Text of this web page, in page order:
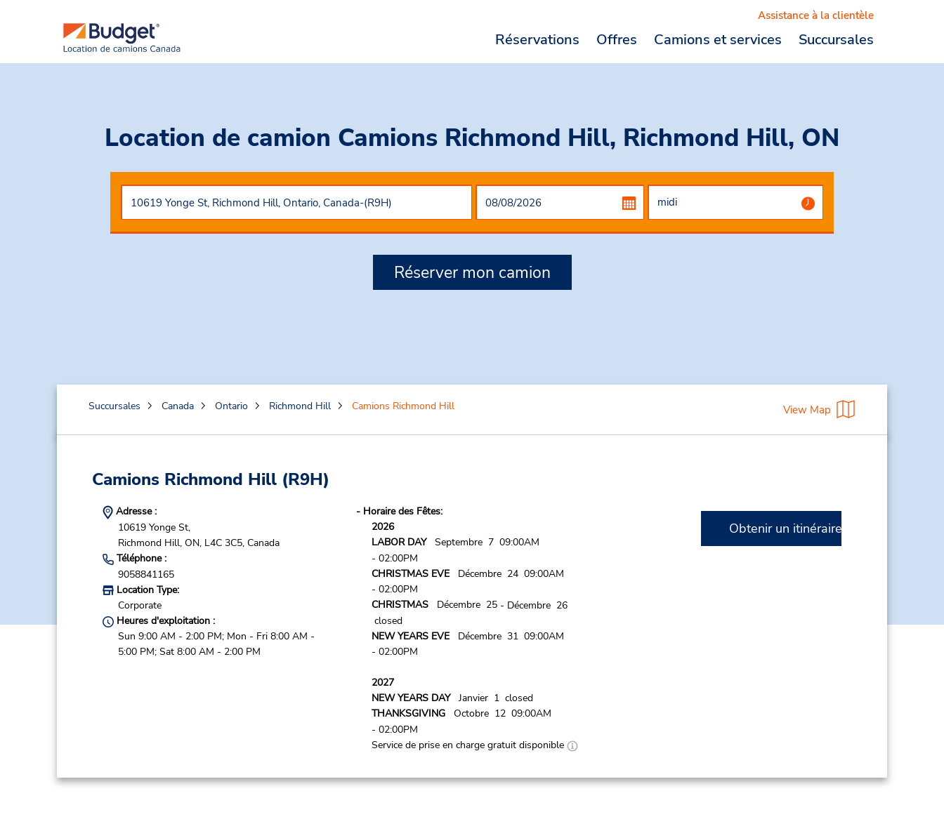
Réservations Offres Camions et services Succursales
Assistance à la clientèle
Location de camion Camions Richmond Hill, Richmond Hill, ON
Réserver mon camion
Succursales Canada Ontario Richmond Hill Camions Richmond Hill View Map
Camions Richmond Hill(R9H)
Adresse :
10619 Yonge St,
Richmond Hill, ON, L4C 3C5, Canada
Téléphone :
9058841165
Location Type:
Corporate
Heures d'exploitation :
Sun 9:00 AM - 2:00 PM; Mon - Fri 8:00 AM -
5:00 PM; Sat 8:00 AM - 2:00 PM
- Horaire des Fêtes:
2026
LABOR DAYSeptembre 7 09:00AM
- 02:00PM
CHRISTMAS EVEDécembre 24 09:00AM
- 02:00PM
CHRISTMASDécembre 25 - Décembre 26
closed
NEW YEARS EVEDécembre 31 09:00AM
- 02:00PM
2027
NEW YEARS DAYJanvier 1 closed
THANKSGIVINGOctobre 12 09:00AM
- 02:00PM
Service de prise en charge gratuit disponible
Obtenir un itinéraire